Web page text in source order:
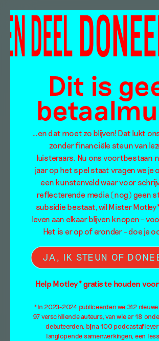
Dit is
…en dat moet zo blijven! Dat lukt
zonder financiële steun van
luisteraars. Nu ons voortbestaan
jaar op het spel staat vragen we je
een kunstenveld waar voor
reflecterende media (nog) geen
subsidie bestaat, wil Mister
leven aan elkaar blijven knopen –
Het is er op of eronder – doe je
JA, IK STEUN OF
Help Motley* gratis te houden
*In 2023-2024 publiceerden we 312 nieuwe
97 verschillende auteurs, van wie er 18
debuteerden, bijna 100
langlopende samenwerkingen, een